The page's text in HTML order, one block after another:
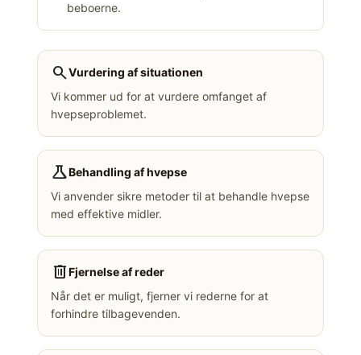
beboerne.
searchVurdering af situationen
Vi kommer ud for at vurdere omfanget af
hvepseproblemet.
scienceBehandling af hvepse
Vi anvender sikre metoder til at behandle hvepse
med effektive midler.
deleteFjernelse af reder
Når det er muligt, fjerner vi rederne for at
forhindre tilbagevenden.